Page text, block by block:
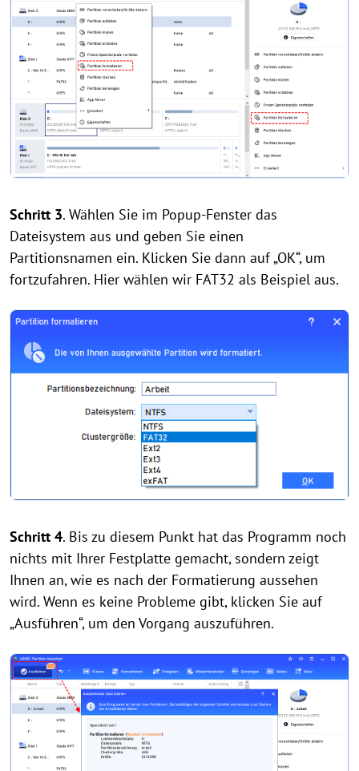
Schritt 3. Wählen Sie im Popup-Fenster das
Dateisystem aus und geben Sie einen
Partitionsnamen ein. Klicken Sie dann auf „OK“, um
fortzufahren. Hier wählen wir FAT32 als Beispiel aus.
Schritt 4. Bis zu diesem Punkt hat das Programm noch
nichts mit Ihrer Festplatte gemacht, sondern zeigt
Ihnen an, wie es nach der Formatierung aussehen
wird. Wenn es keine Probleme gibt, klicken Sie auf
„Ausführen“, um den Vorgang auszuführen.